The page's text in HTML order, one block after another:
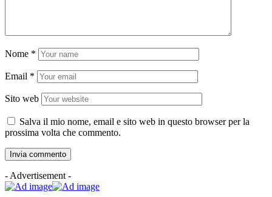
Nome *
Email *
Sito web
Salva il mio nome, email e sito web in questo browser per la
prossima volta che commento.
- Advertisement -